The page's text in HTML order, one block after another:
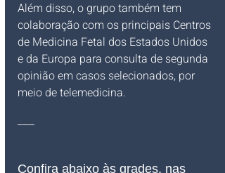
Além disso, o grupo também tem
colaboração com os principais Centros
de Medicina Fetal dos Estados Unidos
e da Europa para consulta de segunda
opinião em casos selecionados, por
meio de telemedicina.
___
Confira abaixo às grades, nas